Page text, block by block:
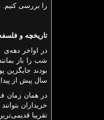
را بررسی کنیم.
تاریخچه و
شب را باز
سال پیش از
در همان زمان
خریداران
تقریبا